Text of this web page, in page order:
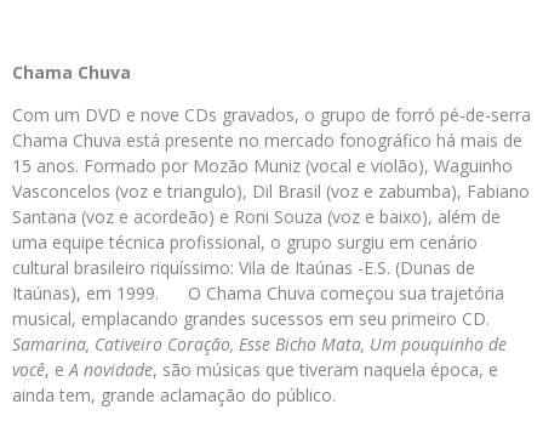
Chama Chuva
Com um DVD e nove CDs gravados, o grupo de forró pé-de-serra
Chama Chuva está presente no mercado fonográfico há mais de
15 anos. Formado por Mozão Muniz (vocal e violão), Waguinho
Vasconcelos (voz e triangulo), Dil Brasil (voz e zabumba), Fabiano
Santana (voz e acordeão) e Roni Souza (voz e baixo), além de
uma equipe técnica profissional, o grupo surgiu em cenário
cultural brasileiro riquíssimo: Vila de Itaúnas -E.S. (Dunas de
Itaúnas), em 1999. O Chama Chuva começou sua trajetória
musical, emplacando grandes sucessos em seu primeiro CD.
Samarina, Cativeiro Coração, Esse Bicho Mata, Um pouquinho de
você, eA novidade, são músicas que tiveram naquela época, e
ainda tem, grande aclamação do público.